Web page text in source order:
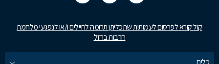
קול קורא לפרסום לעמותות שתכליתן תרומה לחיילים ו/או לנפגעי מלחמת
חרבות ברזל
כלים